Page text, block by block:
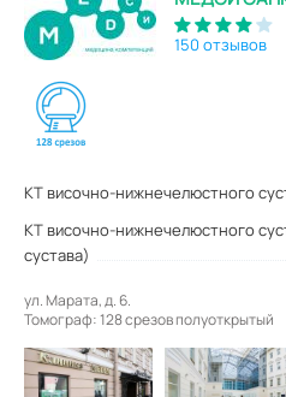
150 отзывов
КТ височно-нижнечелюстного
КТ височно-нижнечелюстного
сустава)
ул. Марата, д. 6.
Томограф: 128 срезов полуоткрытый